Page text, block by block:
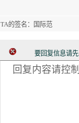
TA的签名：国际范
要回复信息请先